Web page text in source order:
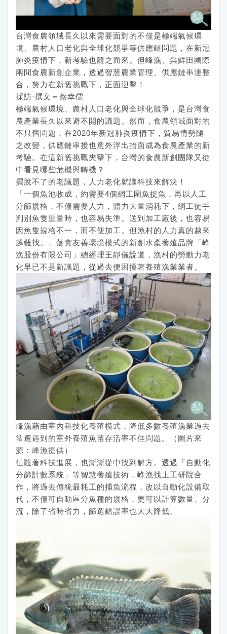
台灣食農領域長久以來需要面對的不僅是極端氣候環
境、農村人口老化與全球化競爭等供應鏈問題，在新冠
肺炎疫情下，新考驗也隨之而來。但峰漁、與鮮田國際
兩間食農新創企業，透過智慧農業管理、供應鏈串連整
合，努力在新舊挑戰下，正面迎擊！
採訪·撰文＝蔡幸儒
極端氣候環境、農村人口老化與全球化競爭，是台灣食
農產業長久以來避不開的議題。然而，食農領域面對的
不只舊問題，在2020年新冠肺炎疫情下，貿易情勢隨
之改變，供應鏈串接也意外浮出抬面成為食農產業的新
考驗。在這新舊挑戰夾擊下，台灣的食農新創團隊又從
中看見哪些危機與轉機？
擺脫不了的老議題，人力老化就讓科技來解決！
「一個魚池收成，約需要4個網工圍魚捉魚，再以人工
分篩規格，不僅需要人力，體力大量消耗下，網工徒手
判別魚隻重量時，也容易失準。送到加工廠後，也容易
因魚隻規格不一，而不便加工。但漁村的人力真的越來
越難找。」落實友善環境模式的新創水產養殖品牌「峰
漁股份有限公司」總經理王靜儀說道，漁村的勞動力老
化早已不是新議題，從過去便困擾著養殖漁業業者。
峰漁藉由室內科技化養殖模式，降低多數養殖漁業過去
常遭遇到的室外養殖魚苗存活率不佳問題。（圖片來
源：峰漁提供）
但隨著科技進展，也漸漸從中找到解方。透過「自動化
分篩計數系統」等智慧養殖技術，峰漁找上工研院合
作，將過去傳統最耗工的捕魚流程，改以自動化設備取
代，不僅可自動區分魚種的規格，更可以計算數量、分
流，除了省時省力，篩選錯誤率也大大降低。